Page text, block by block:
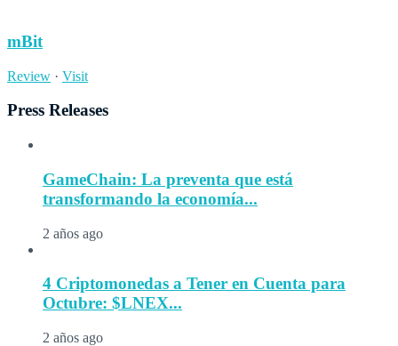
mBit
Review · Visit
Press Releases
GameChain: La preventa que está
transformando la economía...
2 años ago
4 Criptomonedas a Tener en Cuenta para
Octubre: $LNEX...
2 años ago